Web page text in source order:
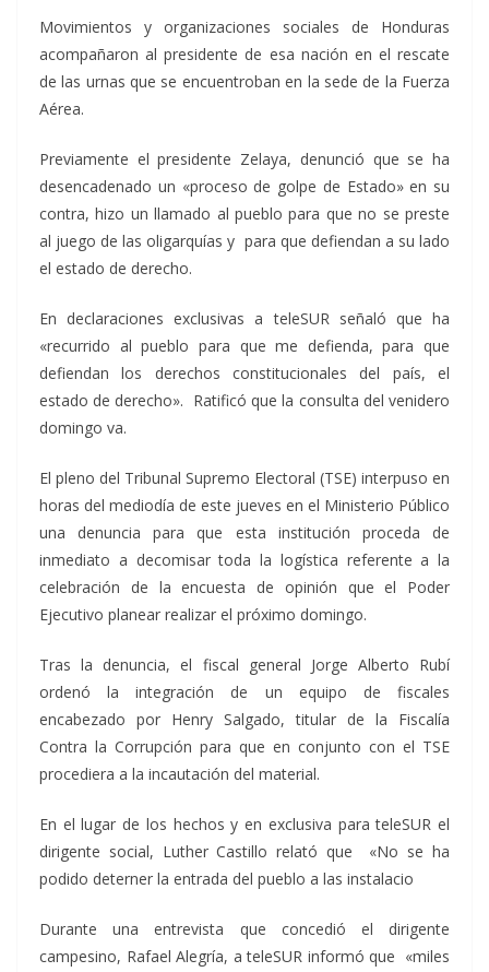
Movimientos y organizaciones sociales de Honduras
acompañaron al presidente de esa nación en el rescate
de las urnas que se encuentroban en la sede de la Fuerza
Aérea.
Previamente el presidente Zelaya, denunció que se ha
desencadenado un «proceso de golpe de Estado» en su
contra, hizo un llamado al pueblo para que no se preste
al juego de las oligarquías y para que defiendan a su lado
el estado de derecho.
En declaraciones exclusivas a teleSUR señaló que ha
«recurrido al pueblo para que me defienda, para que
defiendan los derechos constitucionales del país, el
estado de derecho». Ratificó que la consulta del venidero
domingo va.
El pleno del Tribunal Supremo Electoral (TSE) interpuso en
horas del mediodía de este jueves en el Ministerio Público
una denuncia para que esta institución proceda de
inmediato a decomisar toda la logística referente a la
celebración de la encuesta de opinión que el Poder
Ejecutivo planear realizar el próximo domingo.
Tras la denuncia, el fiscal general Jorge Alberto Rubí
ordenó la integración de un equipo de fiscales
encabezado por Henry Salgado, titular de la Fiscalía
Contra la Corrupción para que en conjunto con el TSE
procediera a la incautación del material.
En el lugar de los hechos y en exclusiva para teleSUR el
dirigente social, Luther Castillo relató que «No se ha
podido deterner la entrada del pueblo a las instalacio
Durante una entrevista que concedió el dirigente
campesino, Rafael Alegría, a teleSUR informó que «miles